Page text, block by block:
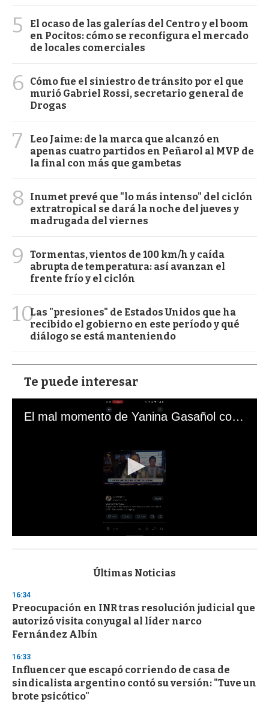
5
El ocaso de las galerías del Centro y el boom
en Pocitos: cómo se reconfigura el mercado
de locales comerciales
6
Cómo fue el siniestro de tránsito por el que
murió Gabriel Rossi, secretario general de
Drogas
7
Leo Jaime: de la marca que alcanzó en
apenas cuatro partidos en Peñarol al MVP de
la final con más que gambetas
8
Inumet prevé que "lo más intenso" del ciclón
extratropical se dará la noche del jueves y
madrugada del viernes
9
Tormentas, vientos de 100 km/h y caída
abrupta de temperatura: así avanzan el
frente frío y el ciclón
10Las "presiones" de Estados Unidos que ha
recibido el gobierno en este período y qué
diálogo se está manteniendo
Te puede interesar
El mal momento de Yanina Gasañol con un hincha argentino en "Subrayado"
s
d
s
o
f
3
s
e
c
o
n
Últimas Noticias
16:34
Preocupación en INR tras resolución judicial que
autorizó visita conyugal al líder narco
Fernández Albín
16:33
Influencer que escapó corriendo de casa de
sindicalista argentino contó su versión: "Tuve un
brote psicótico"